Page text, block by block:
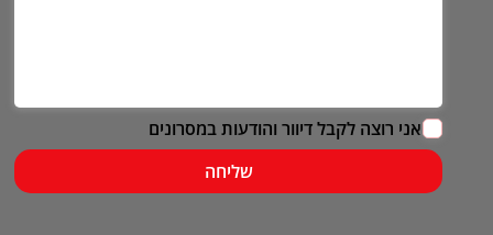
אני רוצה לקבל דיוור והודעות במסרונים
שליחה